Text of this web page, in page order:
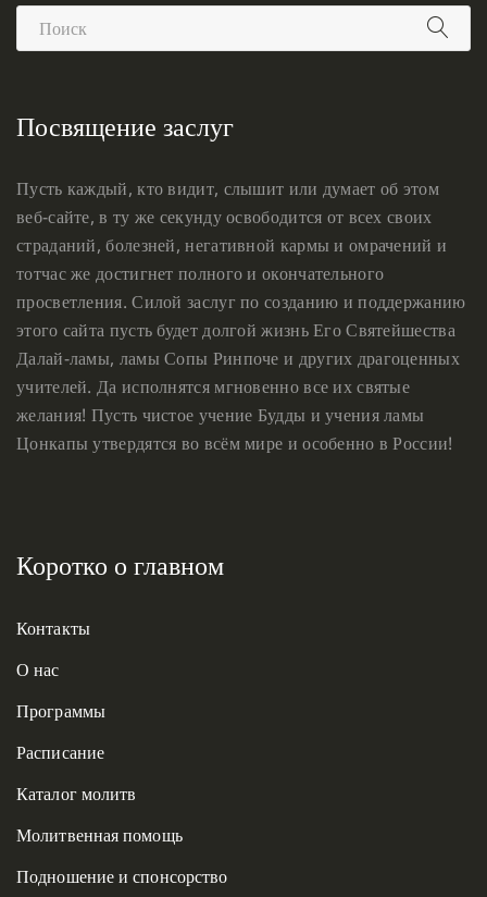
Посвящение заслуг
Пусть каждый, кто видит, слышит или думает об этом
веб-сайте, в ту же секунду освободится от всех своих
страданий, болезней, негативной кармы и омрачений и
тотчас же достигнет полного и окончательного
просветления. Силой заслуг по созданию и поддержанию
этого сайта пусть будет долгой жизнь Его Святейшества
Далай-ламы, ламы Сопы Ринпоче и других драгоценных
учителей. Да исполнятся мгновенно все их святые
желания! Пусть чистое учение Будды и учения ламы
Цонкапы утвердятся во всём мире и особенно в России!
Коротко о главном
Контакты
О нас
Программы
Расписание
Каталог молитв
Молитвенная помощь
Подношение и спонсорство